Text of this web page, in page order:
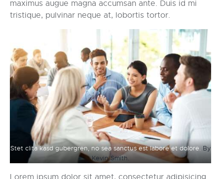
maximus augue magna accumsan ante. Duis id mi
tristique, pulvinar neque at, lobortis tortor.
Stet clita kasd gubergren, no sea sanctus est labore et dolore.By
Kevin Smith.